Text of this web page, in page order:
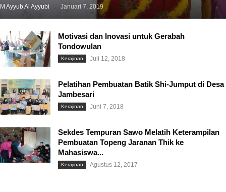
M Ayyub Al Ayyubi Januari 7, 2019
Motivasi dan Inovasi untuk Gerabah
Tondowulan
Kerajinan Juli 12, 2018
Pelatihan Pembuatan Batik Shi-Jumput di Desa
Jambesari
Kerajinan Juni 7, 2018
Sekdes Tempuran Sawo Melatih Keterampilan
Pembuatan Topeng Jaranan Thik ke
Mahasiswa...
Kerajinan Agustus 12, 2017